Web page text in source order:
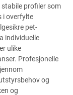
stabile profiler som
i overfylte
pet-
individuelle
ulike
Profesjonelle
og
og